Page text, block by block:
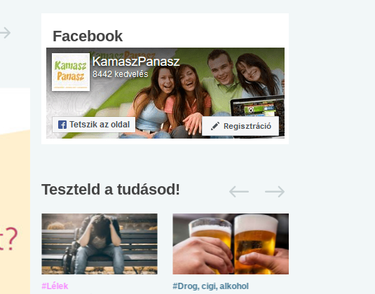
Facebook
Teszteld a tudásod!
#Lélek #Drog, cigi, alkohol